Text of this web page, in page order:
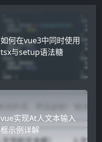
如何在vue3中同时使用
tsx与setup语法糖
vue实现At人文本输入
框示例详解